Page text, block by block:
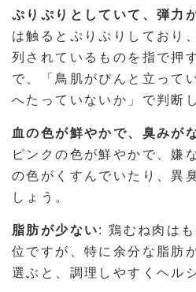
ぷりぷりとしていて、弾力
は触るとぷりぷりしており
列されているものを指で押
で、「鳥肌がぴんと立って
へたっていないか」で判断
血の色が鮮やかで、臭みが
ピンクの色が鮮やかで、嫌
の色がくすんでいたり、異
しょう。
脂肪が少ない: 鶏むね肉は
位ですが、特に余分な脂肪
選ぶと、調理しやすくヘル